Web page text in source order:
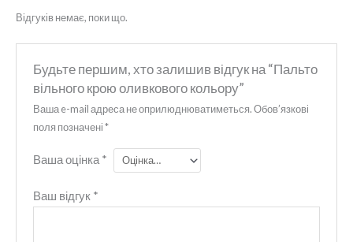
Відгуків немає, поки що.
Будьте першим, хто залишив відгук на “Пальто
вільного крою оливкового кольору”
Ваша e-mail адреса не оприлюднюватиметься.Обов’язкові
поля позначені*
Ваша оцінка *
Ваш відгук *